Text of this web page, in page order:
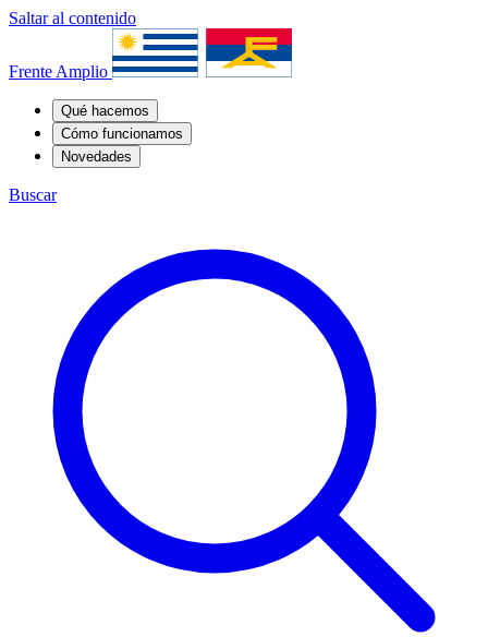
Saltar al contenido
Frente Amplio
Qué hacemos
Cómo funcionamos
Novedades
Buscar